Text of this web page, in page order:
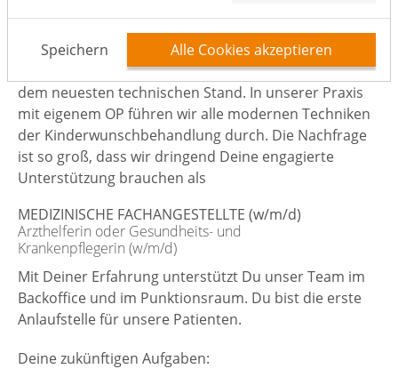
Patienten hochmoderne Beratungs- und
Behandlungsräume sowie ein erstklassig
ausgestattetes reproduktionsmedizinisches Labor auf
dem neuesten technischen Stand. In unserer Praxis
mit eigenem OP führen wir alle modernen Techniken
der Kinderwunschbehandlung durch. Die Nachfrage
ist so groß, dass wir dringend Deine engagierte
Unterstützung brauchen als
MEDIZINISCHE FACHANGESTELLTE (w/m/d)
Arzthelferin oder Gesundheits- und
Krankenpflegerin (w/m/d)
Mit Deiner Erfahrung unterstützt Du unser Team im
Backoffice und im Punktionsraum. Du bist die erste
Anlaufstelle für unsere Patienten.
Deine zukünftigen Aufgaben:
Speichern Alle Cookies akzeptieren